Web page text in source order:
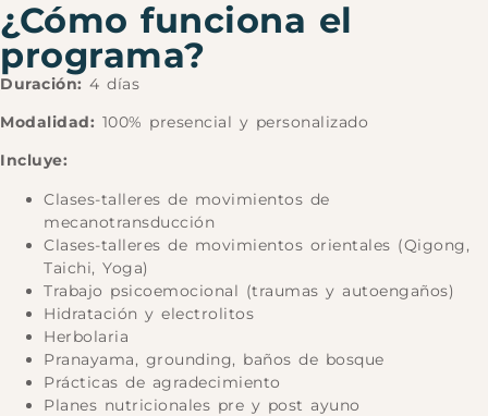
¿Cómo funciona el
programa?
Duración: 4 días
Modalidad: 100% presencial y personalizado
Incluye:
Clases-talleres de movimientos de
mecanotransducción
Clases-talleres de movimientos orientales (Qigong,
Taichi, Yoga)
Trabajo psicoemocional (traumas y autoengaños)
Hidratación y electrolitos
Herbolaria
Pranayama, grounding, baños de bosque
Prácticas de agradecimiento
Planes nutricionales pre y post ayuno